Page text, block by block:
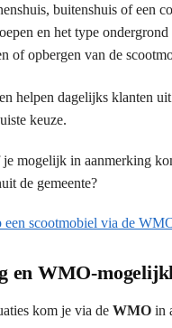
buitenshuis of een
en het type ondergrond
of opbergen van de
helpen dagelijks klanten
keuze.
mogelijk in aanmerking
de gemeente?
een scootmobiel via de
en WMO-
kom je via de WMO in